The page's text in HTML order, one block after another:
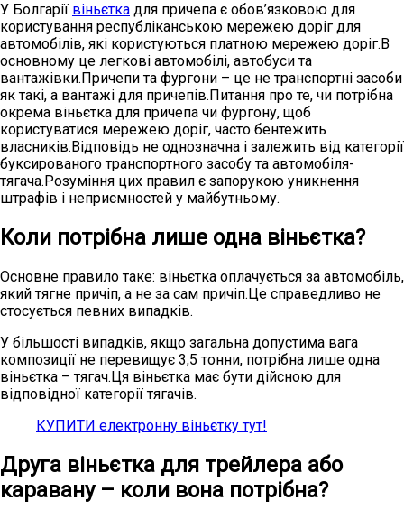
У Болгарії віньєтка для причепа є обов’язковою для
користування республіканською мережею доріг для
автомобілів, які користуються платною мережею доріг.В
основному це легкові автомобілі, автобуси та
вантажівки.Причепи та фургони – це не транспортні засоби
як такі, а вантажі для причепів.Питання про те, чи потрібна
окрема віньєтка для причепа чи фургону, щоб
користуватися мережею доріг, часто бентежить
власників.Відповідь не однозначна і залежить від категорії
буксированого транспортного засобу та автомобіля-
тягача.Розуміння цих правил є запорукою уникнення
штрафів і неприємностей у майбутньому.
Коли потрібна лише одна віньєтка?
Основне правило таке: віньєтка оплачується за автомобіль,
який тягне причіп, а не за сам причіп.Це справедливо не
стосується певних випадків.
У більшості випадків, якщо загальна допустима вага
композиції не перевищує 3,5 тонни, потрібна лише одна
віньєтка – тягач.Ця віньєтка має бути дійсною для
відповідної категорії тягачів.
КУПИТИ електронну віньєтку тут!
Друга віньєтка для трейлера або
каравану – коли вона потрібна?